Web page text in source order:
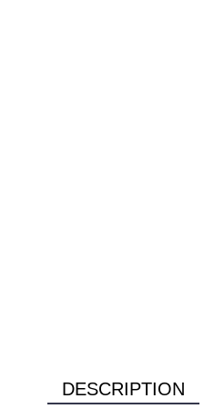
DESCRIPTION